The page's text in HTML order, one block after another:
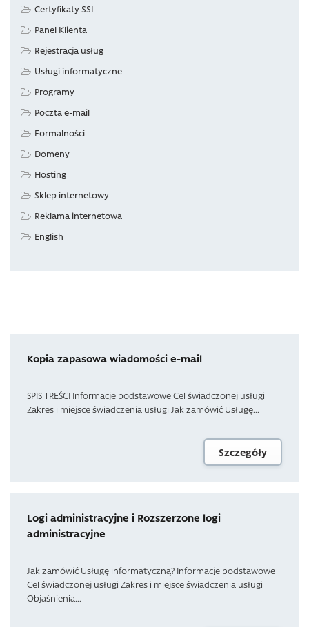
Certyfikaty SSL
Panel Klienta
Rejestracja usług
Usługi informatyczne
Programy
Poczta e-mail
Formalności
Domeny
Hosting
Sklep internetowy
Reklama internetowa
English
Kopia zapasowa wiadomości e-mail
SPIS TREŚCI Informacje podstawowe Cel świadczonej usługi
Zakres i miejsce świadczenia usługi Jak zamówić Usługę...
Szczegóły
Logi administracyjne i Rozszerzone logi
administracyjne
Jak zamówić Usługę informatyczną? Informacje podstawowe
Cel świadczonej usługi Zakres i miejsce świadczenia usługi
Objaśnienia...